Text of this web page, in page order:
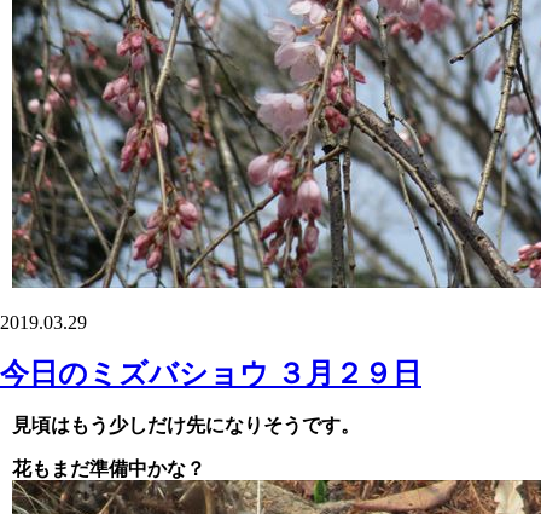
2019.03.29
今日のミズバショウ ３月２９日
見頃はもう少しだけ先になりそうです。
花もまだ準備中かな？